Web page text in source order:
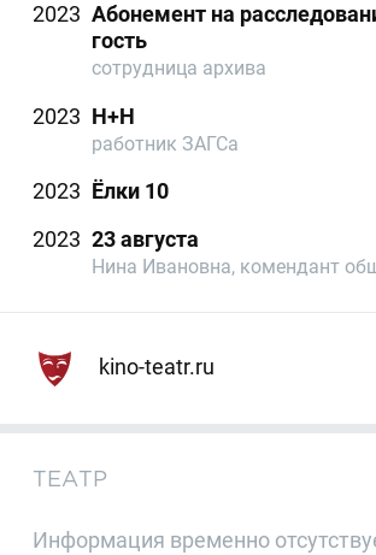
2023 Абонемент на
гость
сотрудница архива
2023 Н+Н
работник ЗАГСа
2023 Ёлки 10
2023 23 августа
Нина Ивановна, комендант
kino-teatr.ru
ТЕАТР
Информация временно